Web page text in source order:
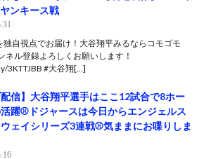
ンキース戦
独自視点でお届け！大谷翔平みるならコモゴモ
ネル登録よろしくお願いします！
3KTTJBB #大谷翔[…]
配信】大谷翔平選手はここ12試合で8ホー
躍⚾️ドジャースは今日からエンジェルス
ェイシリーズ3連戦⚾️気ままにお喋りしま